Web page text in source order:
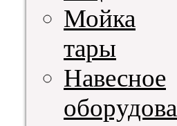
Мойка
тары
Навесное